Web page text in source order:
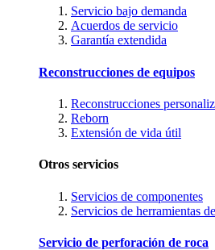
Servicio bajo demanda
Acuerdos de servicio
Garantía extendida
Reconstrucciones de equipos
Reconstrucciones
Reborn
Extensión de vida útil
Otros servicios
Servicios de componentes
Servicios de herramientas
Servicio de perforación de roca